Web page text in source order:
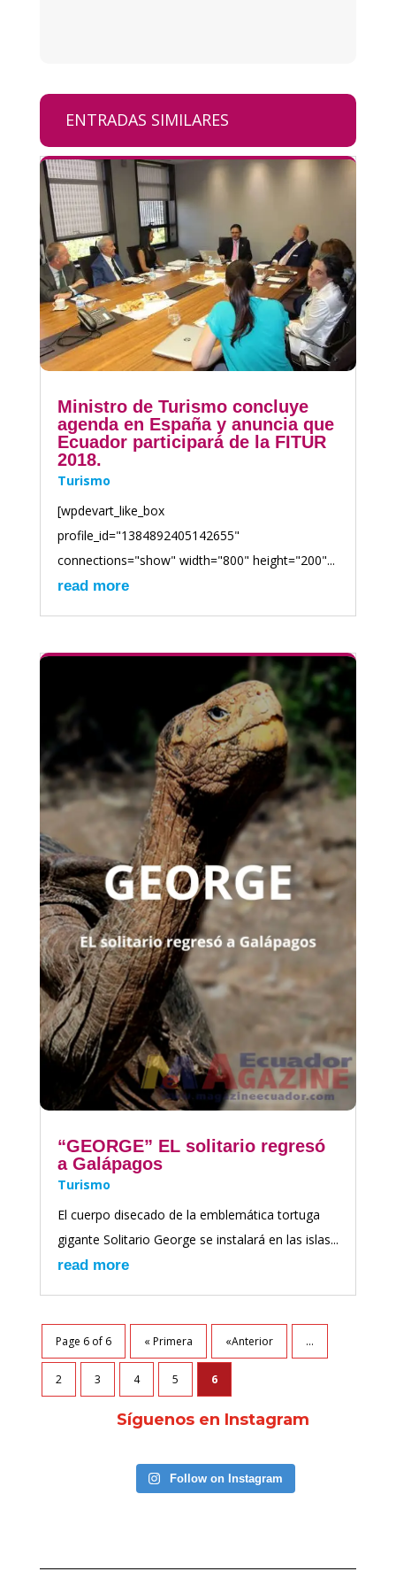
ENTRADAS SIMILARES
Ministro de Turismo concluye
agenda en España y anuncia que
Ecuador participará de la FITUR
2018.
Turismo
[wpdevart_like_box
profile_id="1384892405142655"
connections="show" width="800" height="200"...
read more
“GEORGE” EL solitario regresó
a Galápagos
Turismo
El cuerpo disecado de la emblemática tortuga
gigante Solitario George se instalará en las islas...
read more
Page 6 of 6 « Primera «Anterior ...
2 3 4 5 6
Síguenos en Instagram
Follow on Instagram